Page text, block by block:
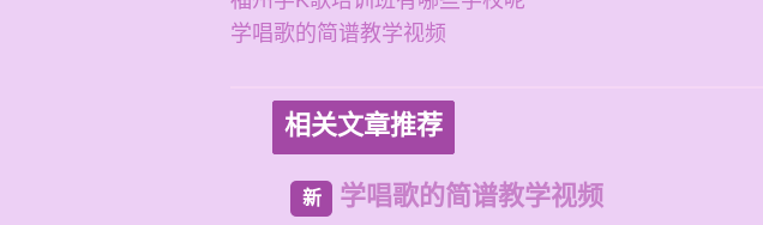
学唱歌的简谱教学视频
相关文章推荐
新 学唱歌的简谱教学视频